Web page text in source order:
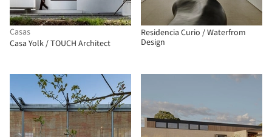
Casas
Casa Yolk / TOUCH Architect
Residencia Curio / Waterfrom
Design